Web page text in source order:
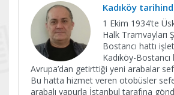
Kadıköy
1 Ekim 1934’te
Halk Tramvayları
Bostancı hattı
Kadıköy-
Avrupa’dan getirttiği yeni arabalar
Bu hatta hizmet veren otobüsler
arabalı vapurla İstanbul tarafına